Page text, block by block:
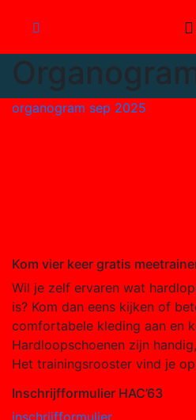
organogram sep 2025
Kom vier keer gratis
Wil je zelf ervaren wat
is? Kom dan eens kijken of
comfortabele kleding aan en
Hardloopschoenen zijn
Het trainingsrooster vind je
Inschrijfformulier HAC’63
inschrijfformulier